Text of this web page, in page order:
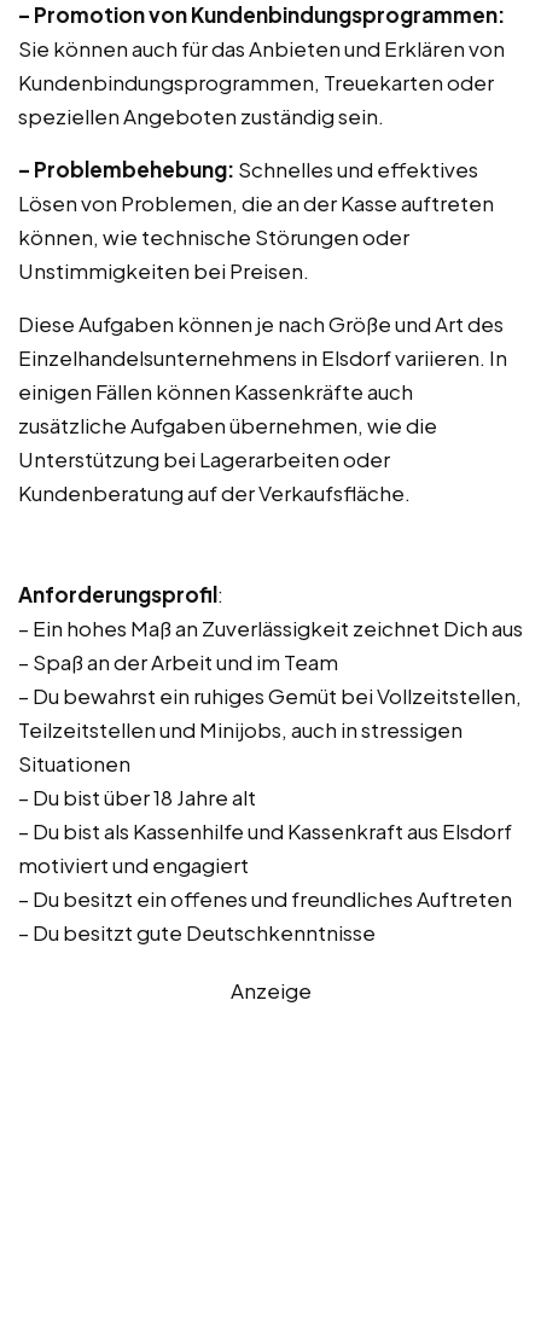
– Promotion von Kundenbindungsprogrammen:
Sie können auch für das Anbieten und Erklären von
Kundenbindungsprogrammen, Treuekarten oder
speziellen Angeboten zuständig sein.
– Problembehebung: Schnelles und effektives
Lösen von Problemen, die an der Kasse auftreten
können, wie technische Störungen oder
Unstimmigkeiten bei Preisen.
Diese Aufgaben können je nach Größe und Art des
Einzelhandelsunternehmens in Elsdorf variieren. In
einigen Fällen können Kassenkräfte auch
zusätzliche Aufgaben übernehmen, wie die
Unterstützung bei Lagerarbeiten oder
Kundenberatung auf der Verkaufsfläche.
Anforderungsprofil:
– Ein hohes Maß an Zuverlässigkeit zeichnet Dich aus
– Spaß an der Arbeit und im Team
– Du bewahrst ein ruhiges Gemüt bei Vollzeitstellen,
Teilzeitstellen und Minijobs, auch in stressigen
Situationen
– Du bist über 18 Jahre alt
– Du bist als Kassenhilfe und Kassenkraft aus Elsdorf
motiviert und engagiert
– Du besitzt ein offenes und freundliches Auftreten
– Du besitzt gute Deutschkenntnisse
Anzeige